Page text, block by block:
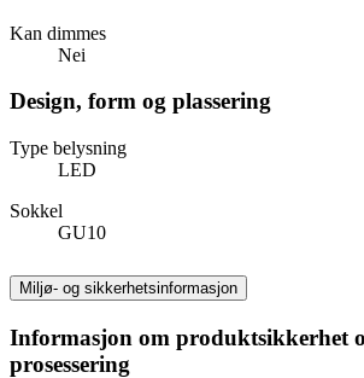
Kan dimmes
Nei
Design, form og plassering
Type belysning
LED
Sokkel
GU10
Miljø- og sikkerhetsinformasjon
Informasjon om produktsikkerhet
prosessering